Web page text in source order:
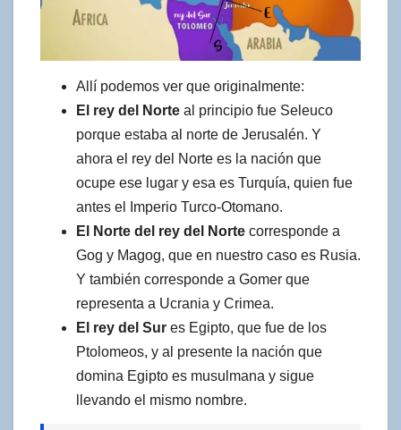
Allí podemos ver que originalmente:
El rey del Norte al principio fue Seleuco
porque estaba al norte de Jerusalén. Y
ahora el rey del Norte es la nación que
ocupe ese lugar y esa es Turquía, quien fue
antes el Imperio Turco-Otomano.
El Norte del rey del Norte corresponde a
Gog y Magog, que en nuestro caso es Rusia.
Y también corresponde a Gomer que
representa a Ucrania y Crimea.
El rey del Sur es Egipto, que fue de los
Ptolomeos, y al presente la nación que
domina Egipto es musulmana y sigue
llevando el mismo nombre.